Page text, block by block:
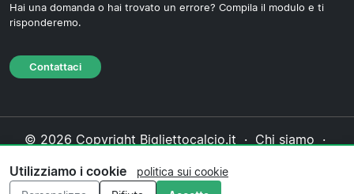
Hai una domanda o hai trovato un errore? Compila il modulo e ti
risponderemo.
Contattaci
© 2026 Copyright Bigliettocalcio.it · Chi siamo ·
cookie·Politica editoriale
Utilizziamo i cookie
politica sui cookie